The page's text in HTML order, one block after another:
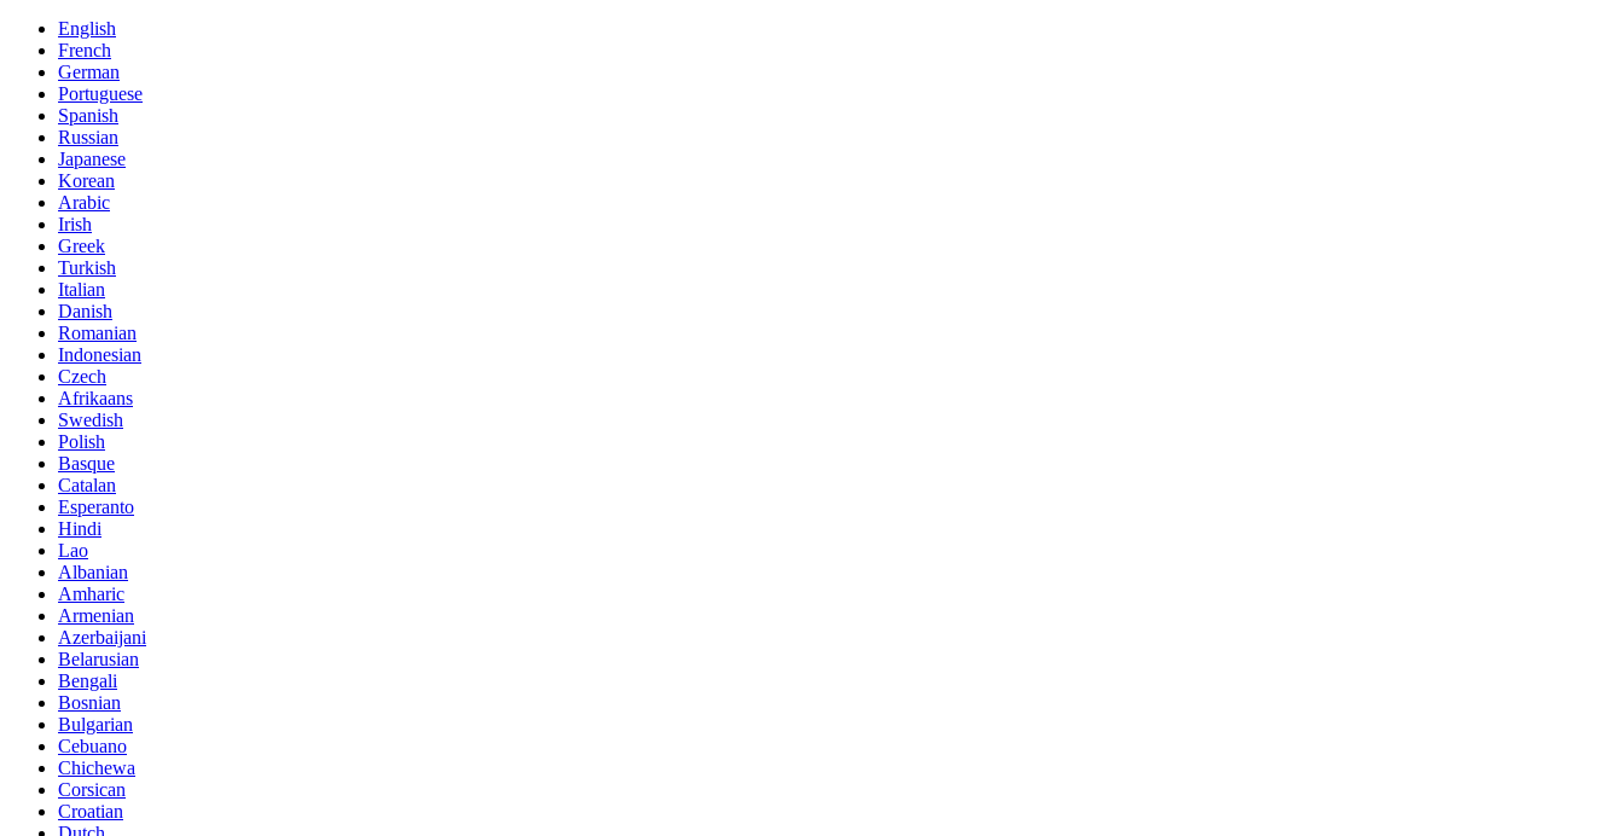
English
French
German
Portuguese
Spanish
Russian
Japanese
Korean
Arabic
Irish
Greek
Turkish
Italian
Danish
Romanian
Indonesian
Czech
Afrikaans
Swedish
Polish
Basque
Catalan
Esperanto
Hindi
Lao
Albanian
Amharic
Armenian
Azerbaijani
Belarusian
Bengali
Bosnian
Bulgarian
Cebuano
Chichewa
Corsican
Croatian